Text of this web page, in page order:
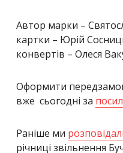
Автор марки –
картки – Юрій
конвертів – Олеся
Оформити
вже сьогодні за
Раніше ми
річниці звільнення